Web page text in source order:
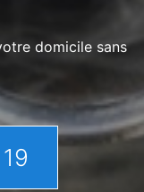
domicile sans